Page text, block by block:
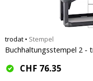
trodat • Stempel
Buchhaltungsstempel 2 -
CHF 76.35